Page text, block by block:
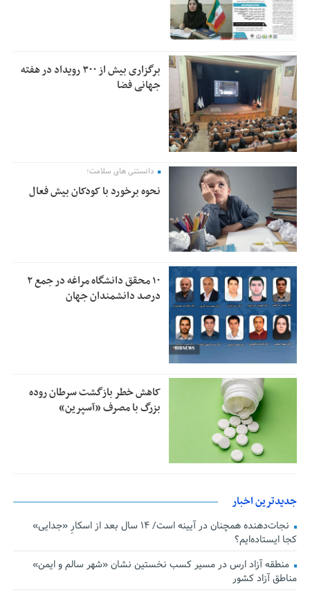
برگزاری بیش از ۳۰۰ رویداد در هفته
جهانی فضا
دانستنی های سلامت؛
نحوه برخورد با کودکان بیش فعال
۱۰ محقق دانشگاه مراغه در جمع ۲
درصد دانشمندان جهان
کاهش خطر بازگشت سرطان روده
بزرگ با مصرف «آسپرین»
جدیدترین اخبار
نجات‌دهنده‌ همچنان در آیینه است/ ۱۴ سال بعد از اسکارِ «جدایی»
کجا ایستاده‌ایم؟
منطقه آزاد ارس در مسیر کسب نخستین نشان «شهر سالم و ایمن»
مناطق آزاد کشور